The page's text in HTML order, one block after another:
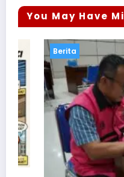
You May Have
Berita